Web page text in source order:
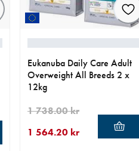
Eukanuba Daily Care Adult
Overweight All Breeds 2 x
12kg
1 564.20 kr
1 738.00 kr